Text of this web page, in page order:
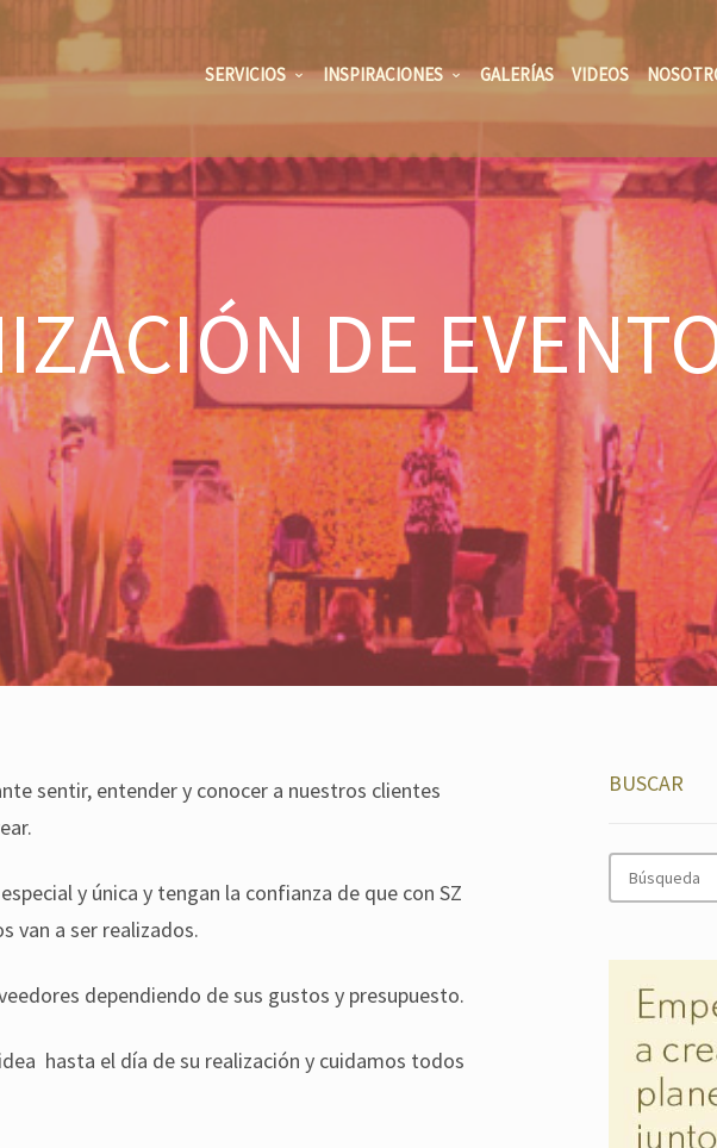
SERVICIOS INSPIRACIONES GALERÍAS VIDEOS
DE
sentir, entender y conocer a nuestros clientes
y única y tengan la confianza de que con SZ
van a ser realizados.
dependiendo de sus gustos y presupuesto.
hasta el día de su realización y cuidamos todos
BUSCAR